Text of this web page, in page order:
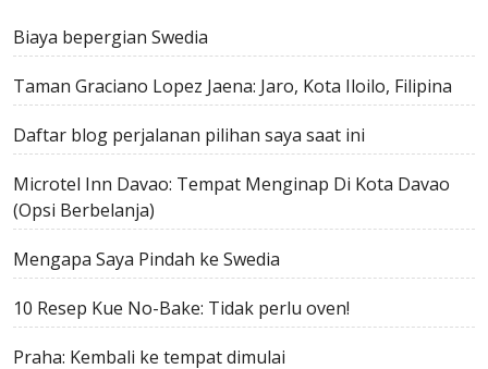
Biaya bepergian Swedia
Taman Graciano Lopez Jaena: Jaro, Kota Iloilo, Filipina
Daftar blog perjalanan pilihan saya saat ini
Microtel Inn Davao: Tempat Menginap Di Kota Davao
(Opsi Berbelanja)
Mengapa Saya Pindah ke Swedia
10 Resep Kue No-Bake: Tidak perlu oven!
Praha: Kembali ke tempat dimulai